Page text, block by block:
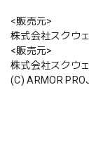
<販売元>
株式会社スクウ
<販売元>
株式会社スクウ
(C) ARMOR